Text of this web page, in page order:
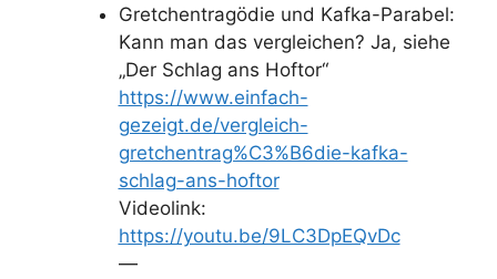
Gretchentragödie und Kafka-Parabel:
Kann man das vergleichen? Ja, siehe
„Der Schlag ans Hoftor“
https://www.einfach-
gezeigt.de/vergleich-
gretchentrag%C3%B6die-kafka-
schlag-ans-hoftor
Videolink:
https://youtu.be/9LC3DpEQvDc
—